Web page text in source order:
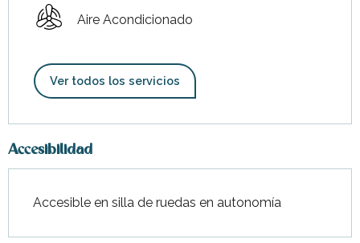
Aire Acondicionado
Ver todos los servicios
Accesibilidad
Accesible en silla de ruedas en autonomía